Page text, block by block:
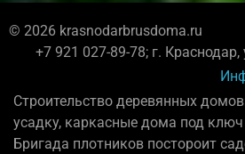
© 2026 krasnodarbrusdoma.ru
+7 921 027-89-78; г. Краснодар,
Строительство деревянных
усадку, каркасные дома под
Бригада плотников постороит